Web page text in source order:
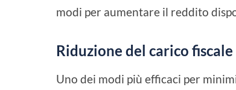
modi per aumentare il reddito
Riduzione del carico
Uno dei modi più efficaci per